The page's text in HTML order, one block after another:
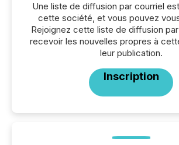
Une liste de diffusion par courriel
cette société, et vous pouvez
Rejoignez cette liste de diffusion
recevoir les nouvelles propres à
leur publication.
Inscription